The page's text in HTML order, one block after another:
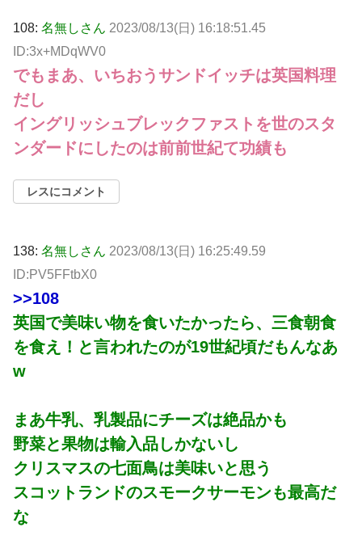
108: 名無しさん 2023/08/13(日) 16:18:51.45
ID:3x+MDqWV0
でもまあ、いちおうサンドイッチは英国料理
だし
イングリッシュブレックファストを世のスタ
ンダードにしたのは前前世紀て功績も
レスにコメント
138: 名無しさん 2023/08/13(日) 16:25:49.59
ID:PV5FFtbX0
>>108
英国で美味い物を食いたかったら、三食朝食
を食え！と言われたのが19世紀頃だもんなあ
w
まあ牛乳、乳製品にチーズは絶品かも
野菜と果物は輸入品しかないし
クリスマスの七面鳥は美味いと思う
スコットランドのスモークサーモンも最高だ
な